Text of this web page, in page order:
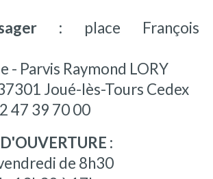
: place François
- Parvis Raymond LORY
Joué-lès-Tours Cedex
47 39 70 00
:
de 8h30